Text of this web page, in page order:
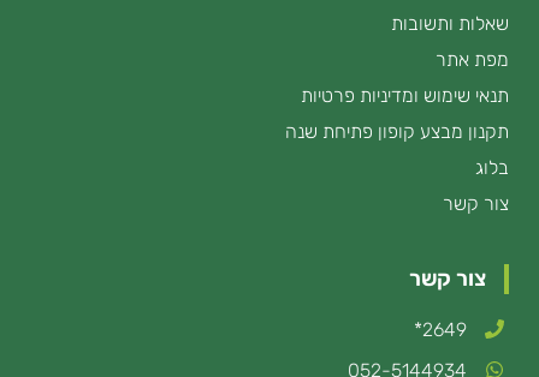
שאלות ותשובות
מפת אתר
תנאי שימוש ומדיניות פרטיות
תקנון מבצע קופון פתיחת שנה
בלוג
צור קשר
צור קשר
2649*
052-5144934